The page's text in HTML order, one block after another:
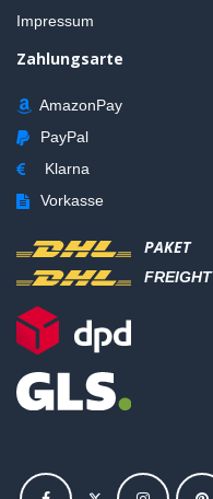
Impressum
Zahlungsarte
AmazonPay
PayPal
Klarna
Vorkasse
PAKET
FREIGHT